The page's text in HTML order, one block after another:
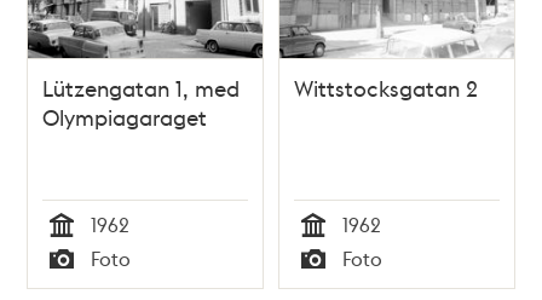
Lützengatan 1, med
Olympiagaraget
Tid
1962
Typ
Foto
Wittstocksgatan 2
Tid
1962
Typ
Foto